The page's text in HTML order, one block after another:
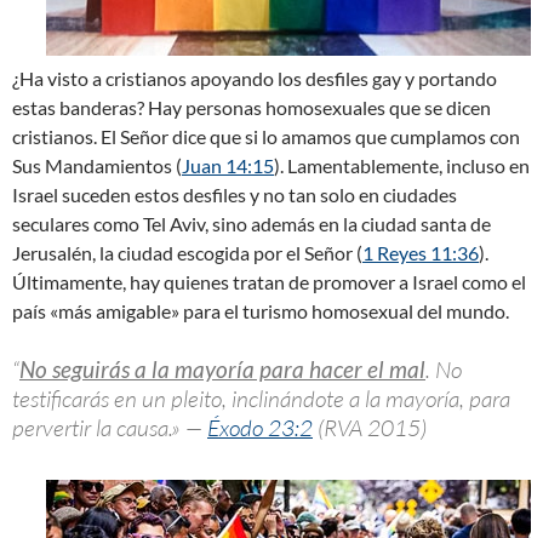
¿Ha visto a cristianos apoyando los desfiles gay y portando
estas banderas? Hay personas homosexuales que se dicen
cristianos. El Señor dice que si lo amamos que cumplamos con
Sus Mandamientos (Juan 14:15). Lamentablemente, incluso en
Israel suceden estos desfiles y no tan solo en ciudades
seculares como Tel Aviv, sino además en la ciudad santa de
Jerusalén, la ciudad escogida por el Señor (1 Reyes 11:36).
Últimamente, hay quienes tratan de promover a Israel como el
país «más amigable» para el turismo homosexual del mundo.
“No seguirás a la mayoría para hacer el mal. No
testificarás en un pleito, inclinándote a la mayoría, para
pervertir la causa.» — Éxodo 23:2 (RVA 2015)